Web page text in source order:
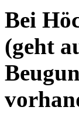
Bei
(geht